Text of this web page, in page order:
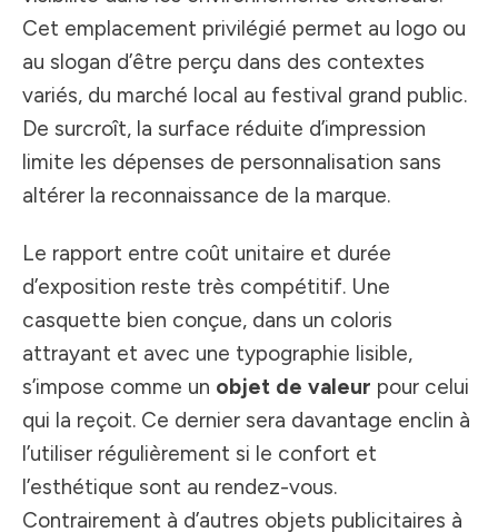
Cet emplacement privilégié permet au logo ou
au slogan d’être perçu dans des contextes
variés, du marché local au festival grand public.
De surcroît, la surface réduite d’impression
limite les dépenses de personnalisation sans
altérer la reconnaissance de la marque.
Le rapport entre coût unitaire et durée
d’exposition reste très compétitif. Une
casquette bien conçue, dans un coloris
attrayant et avec une typographie lisible,
s’impose comme un objet de valeur pour celui
qui la reçoit. Ce dernier sera davantage enclin à
l’utiliser régulièrement si le confort et
l’esthétique sont au rendez-vous.
Contrairement à d’autres objets publicitaires à